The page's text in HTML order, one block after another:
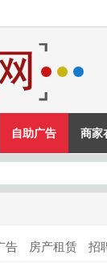
自助广告 商家
告 房产租赁 招